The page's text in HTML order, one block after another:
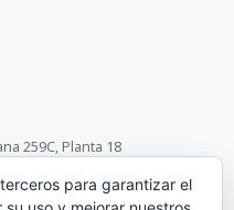
259C, Planta 18
para garantizar el